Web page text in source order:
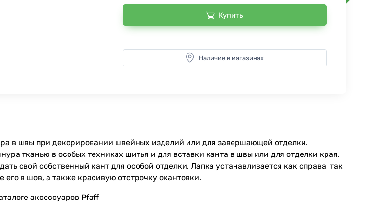
Купить
Наличие в магазинах
в швы при декорировании швейных изделий или для завершающей отделки.
тканью в особых техниках шитья и для вставки канта в швы или для отделки края.
свой собственный кант для особой отделки. Лапка устанавливается как справа, так
в шов, а также красивую отстрочку окантовки.
аксессуаров Pfaff